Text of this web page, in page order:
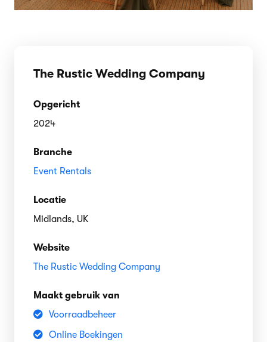
The Rustic Wedding Company
Opgericht
2024
Branche
Event Rentals
Locatie
Midlands, UK
Website
The Rustic Wedding Company
Maakt gebruik van
Voorraadbeheer
Online Boekingen